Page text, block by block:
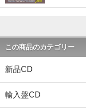
この商品のカテゴリー
新品CD
輸入盤CD